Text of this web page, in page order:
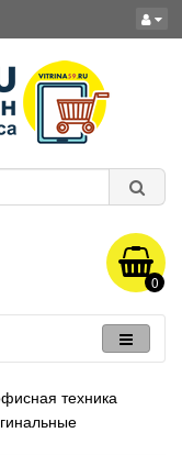
0
техника